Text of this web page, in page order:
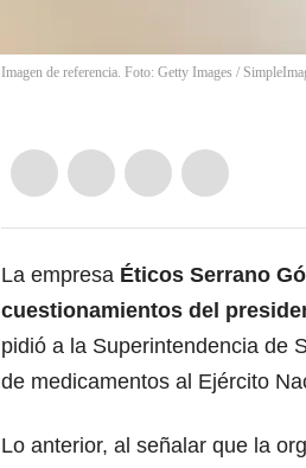
Imagen de referencia. Foto: Getty Images /
La empresa Éticos Serrano
cuestionamientos del
pidió a la Superintendencia de
de medicamentos al Ejército
Lo anterior, al señalar que la